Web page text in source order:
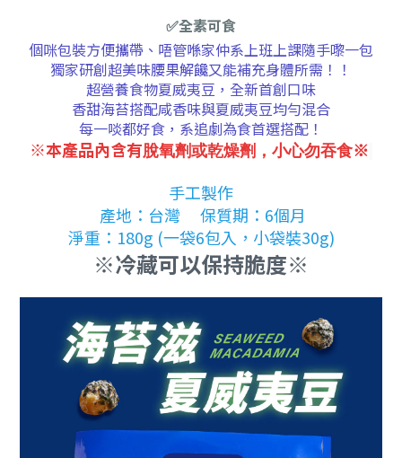
✅全素可食
個咪包裝方便攜帶、唔管喺家仲系上班上課隨手嚟一包
獨家研創超美味腰果解饞又能補充身體所需！！
超營養食物夏威夷豆，全新首創口味
香甜海苔搭配咸香味與夏威夷豆均勻混合
每一啖都好食，系追劇為食首選搭配！
※本產品內含有脫氧劑或乾燥劑，小心勿吞食※
手工製作
產地：台灣 保質期：6個月
淨重：180g (一袋6包入，小袋裝30g)
※冷藏可以保持脆度※